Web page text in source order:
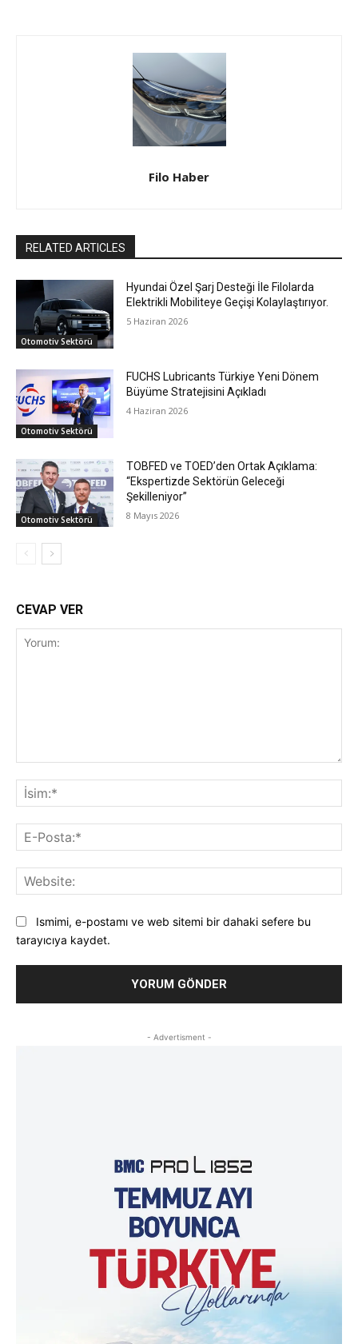
Filo Haber
RELATED ARTICLES
Otomotiv Sektörü
Hyundai Özel Şarj Desteği İle Filolarda
Elektrikli Mobiliteye Geçişi Kolaylaştırıyor.
5 Haziran 2026
Otomotiv Sektörü
FUCHS Lubricants Türkiye Yeni Dönem
Büyüme Stratejisini Açıkladı
4 Haziran 2026
Otomotiv Sektörü
TOBFED ve TOED’den Ortak Açıklama:
“Ekspertizde Sektörün Geleceği
Şekilleniyor”
8 Mayıs 2026
CEVAP VER
Ismimi, e-postamı ve web sitemi bir dahaki sefere bu
tarayıcıya kaydet.
- Advertisment -